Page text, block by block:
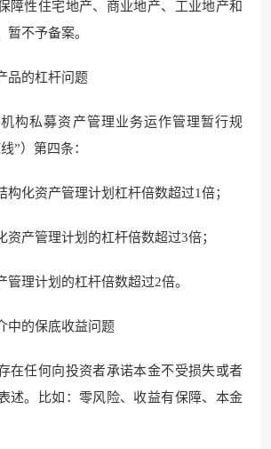
障性住宅地产、商业地产、工业地产和
暂不予备案。
品的杠杆问题
机构私募资产管理业务运作管理暂行规
”）第四条：
构化资产管理计划杠杆倍数超过1倍；
资产管理计划的杠杆倍数超过3倍；
管理计划的杠杆倍数超过2倍。
中的保底收益问题
在任何向投资者承诺本金不受损失或者
述。比如：零风险、收益有保障、本金